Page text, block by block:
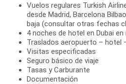
Vuelos regulares Turkish
desde Madrid, Barcelona
baja (consultar otras fechas
4 noches de hotel en Dubai en
Traslados aeropuerto – hotel
Visitas especificadas
Seguro básico de viaje
Tasas y Carburante
Documentación